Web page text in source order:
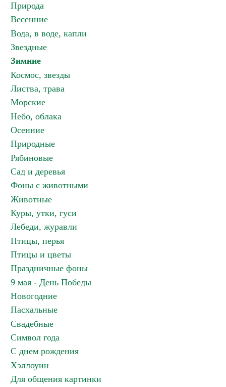
Природа
Весенние
Вода, в воде, капли
Звездные
Зимние
Космос, звезды
Листва, трава
Морские
Небо, облака
Осенние
Природные
Рябиновые
Сад и деревья
Фоны с животными
Животные
Куры, утки, гуси
Лебеди, журавли
Птицы, перья
Птицы и цветы
Праздничные фоны
9 мая - День Победы
Новогодние
Пасхальные
Свадебные
Символ года
С днем рождения
Хэллоуин
Для общения картинки